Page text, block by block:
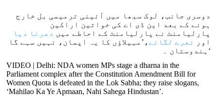
دوسری جانب، لوک سبھا میں آئینی ترمیمی بل خارج
ہونے کے بعد این ڈی اے کی خواتین اراکین
پارلیامنٹ نے پارلیامنٹ کے احاطے میں دھرنا دیا
اور
نعرے لگائے ،’مہیلاؤں کا یہ اپمان، نہیں سہے گا
ہندوستان ۔‘
VIDEO | Delhi: NDA women MPs stage a dharna in the
Parliament complex after the Constitution Amendment Bill for
Women Quota is defeated in the Lok Sabha; they raise slogans,
‘Mahilao Ka Ye Apmaan, Nahi Sahega Hindustan’.